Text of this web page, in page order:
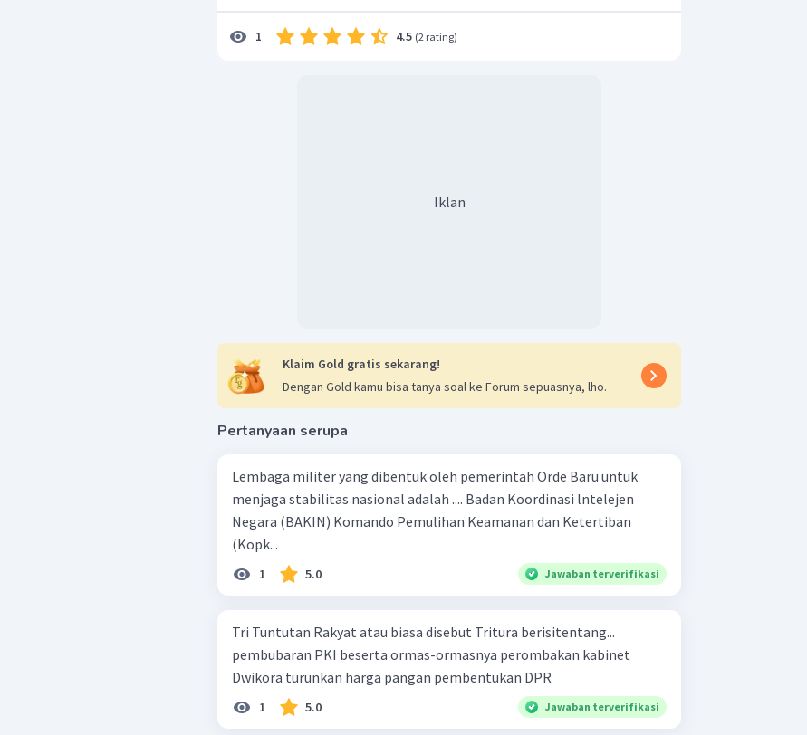
1 4.5 (2 rating)
Iklan
Klaim Gold gratis sekarang!
Dengan Gold kamu bisa tanya soal ke Forum sepuasnya, lho.
Pertanyaan serupa
Lembaga militer yang dibentuk oleh pemerintah Orde Baru untuk
menjaga stabilitas nasional adalah .... Badan Koordinasi lntelejen
Negara (BAKIN) Komando Pemulihan Keamanan dan Ketertiban
(Kopk...
1 5.0 Jawaban terverifikasi
Tri Tuntutan Rakyat atau biasa disebut Tritura berisitentang...
pembubaran PKI beserta ormas-ormasnya perombakan kabinet
Dwikora turunkan harga pangan pembentukan DPR
1 5.0 Jawaban terverifikasi